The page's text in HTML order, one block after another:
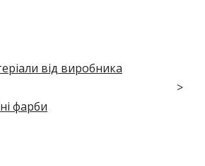
від виробника
фарби